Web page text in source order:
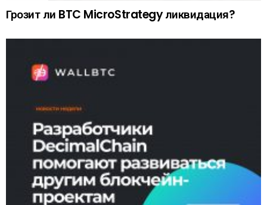
Грозит ли BTC MicroStrategy ликвидация?